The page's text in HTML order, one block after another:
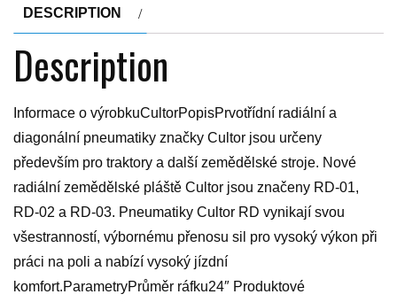
DESCRIPTION
Description
Informace o výrobkuCultorPopisPrvotřídní radiální a
diagonální pneumatiky značky Cultor jsou určeny
především pro traktory a další zemědělské stroje. Nové
radiální zemědělské pláště Cultor jsou značeny RD-01,
RD-02 a RD-03. Pneumatiky Cultor RD vynikají svou
všestranností, výbornému přenosu sil pro vysoký výkon při
práci na poli a nabízí vysoký jízdní
komfort.ParametryPrůměr ráfku24″ Produktové